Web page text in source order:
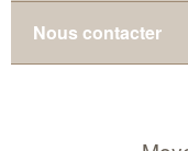
Nous contacter